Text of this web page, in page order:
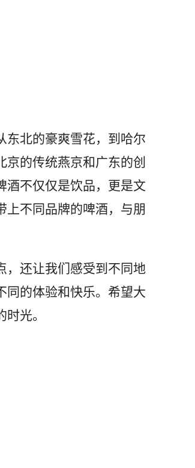
东北的豪爽雪花，到哈尔
的传统燕京和广东的创
酒不仅仅是饮品，更是文
上不同品牌的啤酒，与朋
，还让我们感受到不同地
同的体验和快乐。希望大
光。